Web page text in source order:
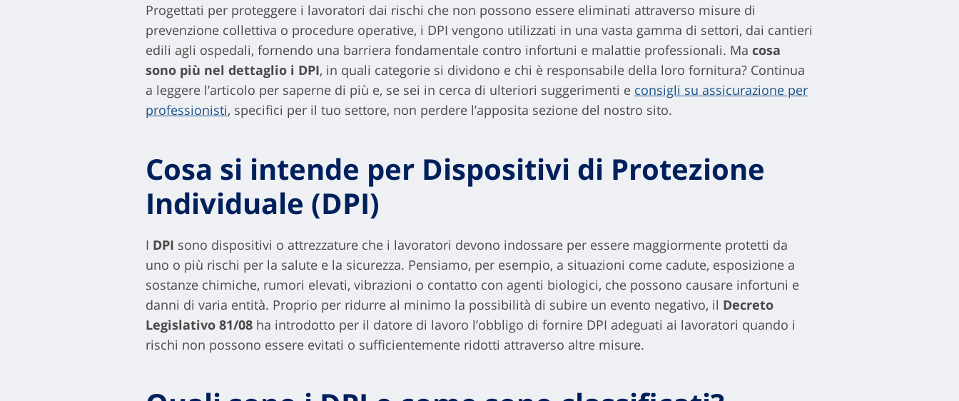
Progettati per proteggere i lavoratori dai rischi che non possono essere eliminati attraverso misure di
prevenzione collettiva o procedure operative, i DPI vengono utilizzati in una vasta gamma di settori, dai cantieri
edili agli ospedali, fornendo una barriera fondamentale contro infortuni e malattie professionali. Ma cosa
sono più nel dettaglio i DPI, in quali categorie si dividono e chi è responsabile della loro fornitura? Continua
a leggere l’articolo per saperne di più e, se sei in cerca di ulteriori suggerimenti e consigli su assicurazione per
professionisti, specifici per il tuo settore, non perdere l’apposita sezione del nostro sito.
Cosa si intende per Dispositivi di Protezione
Individuale (DPI)
I DPI sono dispositivi o attrezzature che i lavoratori devono indossare per essere maggiormente protetti da
uno o più rischi per la salute e la sicurezza. Pensiamo, per esempio, a situazioni come cadute, esposizione a
sostanze chimiche, rumori elevati, vibrazioni o contatto con agenti biologici, che possono causare infortuni e
danni di varia entità. Proprio per ridurre al minimo la possibilità di subire un evento negativo, il Decreto
Legislativo 81/08ha introdotto per il datore di lavoro l’obbligo di fornire DPI adeguati ai lavoratori quando i
rischi non possono essere evitati o sufficientemente ridotti attraverso altre misure.